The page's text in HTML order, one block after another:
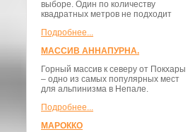
выборе. Один по количеству
квадратных метров не подходит
Подробнее...
МАССИВ АННАПУРНА.
Горный массив к северу от Покхары
– одно из самых популярных мест
для альпинизма в Непале.
Подробнее...
МАРОККО